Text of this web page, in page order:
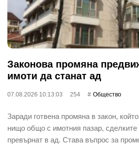
Законова промяна
имоти да станат ад
07.08.2026 10:13:03 254 Общество
Заради готвена промяна в закон,
нищо общо с имотния пазар, сделките
превърнат в ад. Става въпрос за